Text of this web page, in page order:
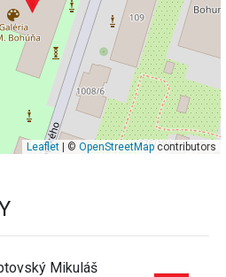
Leaflet| © OpenStreetMapcontributors
Mikuláš